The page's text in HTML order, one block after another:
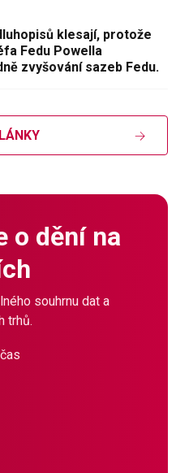
klesají, protože
Fedu Powella
zvyšování sazeb Fedu.
o dění na
souhrnu dat a
trhů.